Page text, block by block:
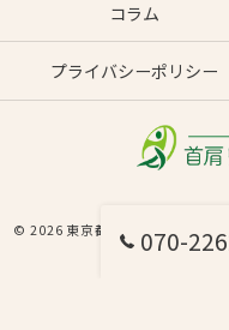
070-
コラム
プライバシーポリシー
© 2026 東京都半蔵門の整体なら